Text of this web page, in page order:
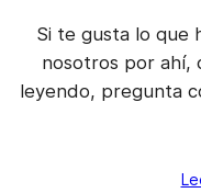
Si te gusta lo que
nosotros por ahí,
leyendo, pregunta